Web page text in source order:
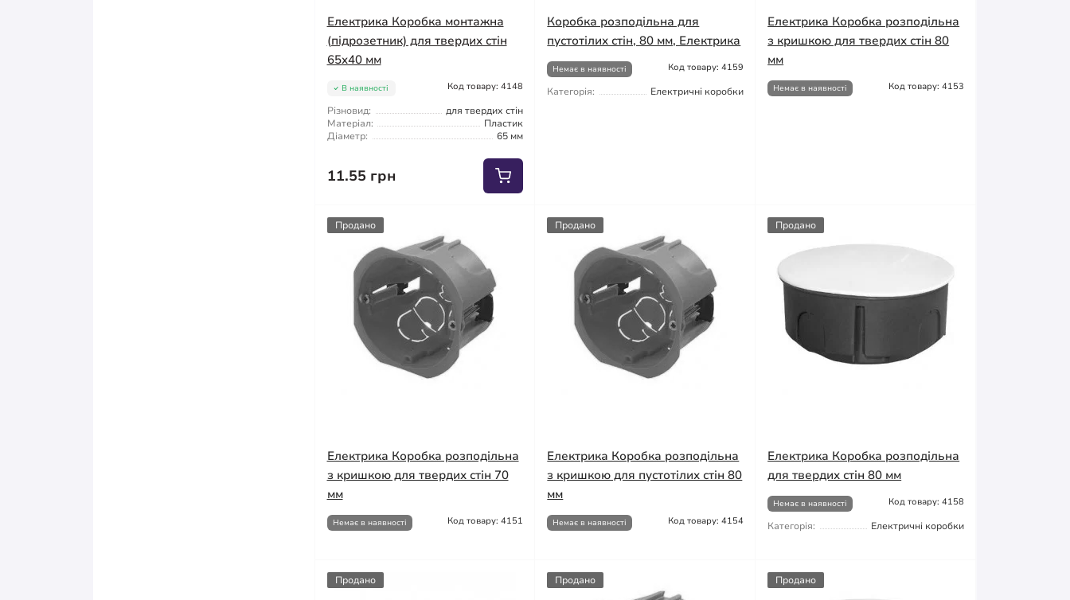
Електрика Коробка монтажна
(підрозетник) для твердих стін
65x40 мм
В наявності Код товару: 4148
Різновид:
для твердих стін
Матеріал:
Пластик
Діаметр:
65 мм
11.55 грн
Коробка розподільна для
пустотілих стін, 80 мм, Електрика
Немає в наявності Код товару: 4159
Категорія: Електричні коробки
Електрика Коробка розподільна
з кришкою для твердих стін 80
мм
Немає в наявності Код товару: 4153
Продано
Електрика Коробка розподільна
з кришкою для твердих стін 70
мм
Немає в наявності Код товару: 4151
Продано
Електрика Коробка розподільна
з кришкою для пустотілих стін 80
мм
Немає в наявності Код товару: 4154
Продано
Електрика Коробка розподільна
для твердих стін 80 мм
Немає в наявності Код товару: 4158
Категорія: Електричні коробки
Продано Продано Продано